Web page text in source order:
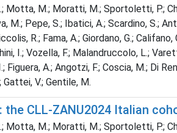
Motta, M.; Moratti, M.; Sportoletti, P.;
M.; Pepe, S.; Ibatici, A.; Scardino, S.;
R.; Fama, A.; Giordano, G.; Califano,
I.; Vozella, F.; Malandruccolo, L.;
A.; Angotzi, F.; Coscia, M.; Di
Gattei, V.; Gentile, M.
CLL-ZANU2024 Italian
Motta, M.; Moratti, M.; Sportoletti, P.;